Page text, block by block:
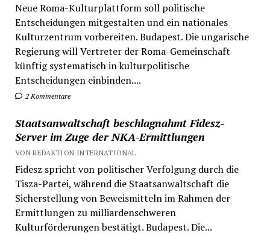
Neue Roma-Kulturplattform soll politische
Entscheidungen mitgestalten und ein nationales
Kulturzentrum vorbereiten. Budapest. Die ungarische
Regierung will Vertreter der Roma-Gemeinschaft
künftig systematisch in kulturpolitische
Entscheidungen einbinden....
2 Kommentare
Staatsanwaltschaft beschlagnahmt Fidesz-
Server im Zuge der NKA-Ermittlungen
VON REDAKTION INTERNATIONAL
Fidesz spricht von politischer Verfolgung durch die
Tisza-Partei, während die Staatsanwaltschaft die
Sicherstellung von Beweismitteln im Rahmen der
Ermittlungen zu milliardenschweren
Kulturförderungen bestätigt. Budapest. Die...